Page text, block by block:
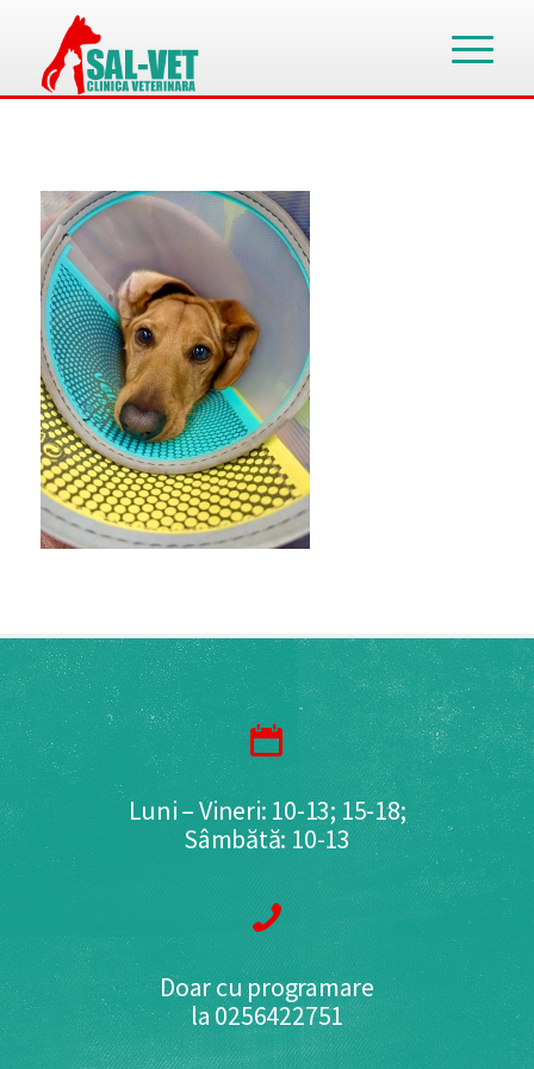
Luni – Vineri: 10-13; 15-18;
Sâmbătă: 10-13
Doar cu programare
la 0256422751